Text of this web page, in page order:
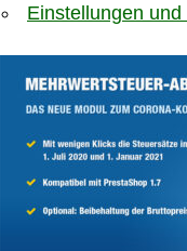
Einstellungen